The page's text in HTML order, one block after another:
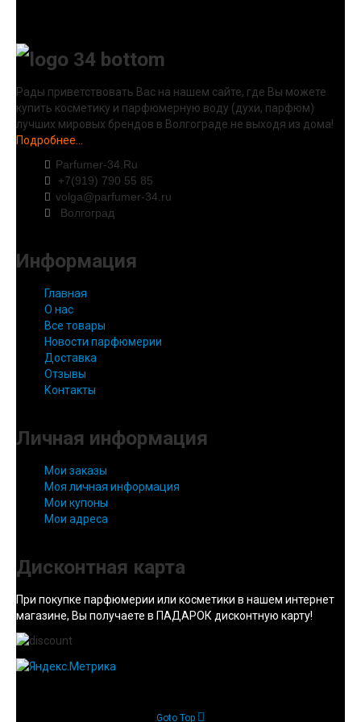
Рады приветствовать Вас на нашем сайте, где Вы можете
купить косметику и парфюмерную воду (духи, парфюм)
лучших мировых брендов в Волгограде не выходя из дома!
Подробнее...
Parfumer-34.Ru
+7(919) 790 55 85
volga@parfumer-34.ru
Волгоград
Информация
Главная
О нас
Все товары
Новости парфюмерии
Доставка
Отзывы
Контакты
Личная информация
Мои заказы
Моя личная информация
Мои купоны
Мои адреса
Дисконтная карта
При покупке парфюмерии или косметики в нашем интернет
магазине, Вы получаете в ПАДАРОК дисконтную карту!
Goto Top